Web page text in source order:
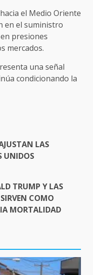
el Medio Oriente
en el suministro
presiones
mercados.
una señal
condicionando la
LAS
UNIDOS
TRUMP Y LAS
COMO
MORTALIDAD